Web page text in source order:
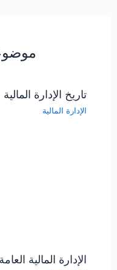
تاريخ الإدارة المالية
الإدارة المالية
الإدارة المالية